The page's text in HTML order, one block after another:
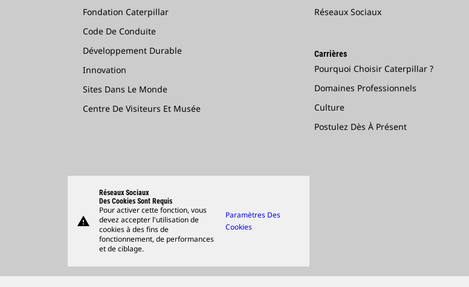
Fondation Caterpillar
Code De Conduite
Développement Durable
Innovation
Sites Dans Le Monde
Centre De Visiteurs Et Musée
Réseaux Sociaux
Carrières
Pourquoi Choisir Caterpillar ?
Domaines Professionnels
Culture
Postulez Dès À Présent
warning
Réseaux Sociaux
Des Cookies Sont Requis
Pour activer cette fonction, vous
devez accepter l'utilisation de
cookies à des fins de
fonctionnement, de performances
et de ciblage.
Paramètres Des
Cookies